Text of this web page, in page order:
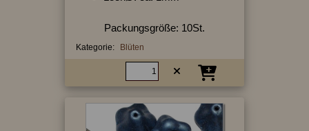
Packungsgröße: 10St.
Kategorie: Blüten